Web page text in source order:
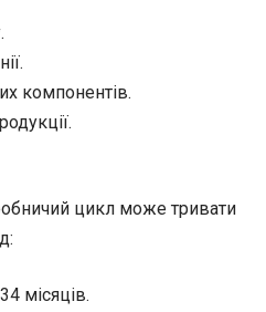
компонентів.
цикл може тривати
місяців.